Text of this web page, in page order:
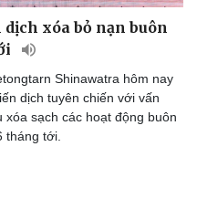
xóa bỏ nạn buôn
Shinawatra hôm nay
dịch tuyên chiến với vấn
xóa sạch các hoạt động buôn
tháng tới.